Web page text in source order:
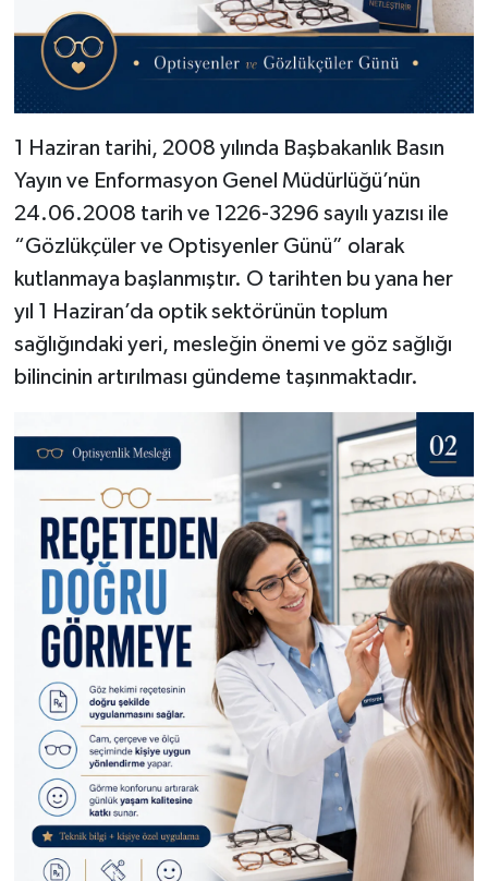
1 Haziran tarihi, 2008 yılında Başbakanlık Basın
Yayın ve Enformasyon Genel Müdürlüğü’nün
24.06.2008 tarih ve 1226-3296 sayılı yazısı ile
“Gözlükçüler ve Optisyenler Günü” olarak
kutlanmaya başlanmıştır. O tarihten bu yana her
yıl 1 Haziran’da optik sektörünün toplum
sağlığındaki yeri, mesleğin önemi ve göz sağlığı
bilincinin artırılması gündeme taşınmaktadır.